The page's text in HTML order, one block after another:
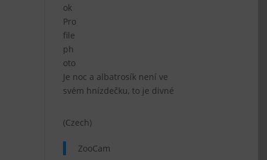
Je noc a albatrosík není ve
svém hnízdečku, to je divné
(Czech)
ZooCam